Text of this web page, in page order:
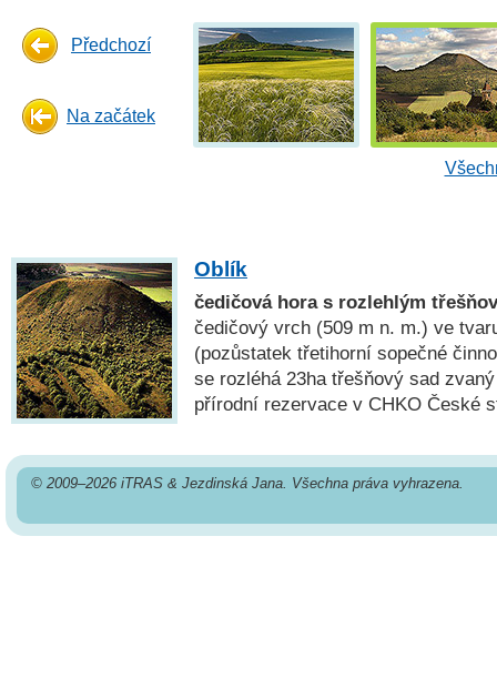
Předchozí
Na začátek
Oblík
čedičová hora s rozlehlým
čedičový vrch (509 m n. m.) ve
(pozůstatek třetihorní sopečné
se rozléhá 23ha třešňový sad
přírodní rezervace v CHKO České
© 2009–2026 iTRAS & Jezdinská Jana. Všechna práva vyhrazena.